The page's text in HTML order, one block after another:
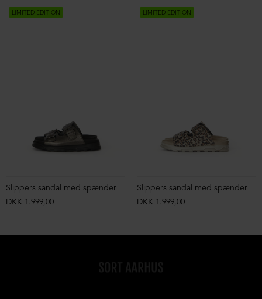
LIMITED EDITION
Slippers sandal med spænder
DKK 1.999,00
LIMITED EDITION
Slippers sandal med spænder
DKK 1.999,00